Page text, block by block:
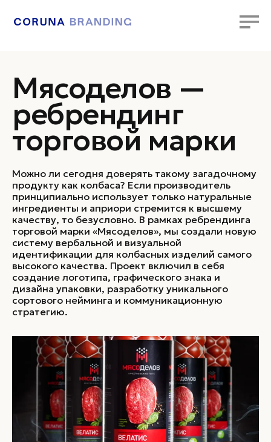
Мясоделов —
ребрендинг
торговой марки
Можно ли сегодня доверять такому загадочному
продукту как колбаса? Если производитель
принципиально использует только натуральные
ингредиенты и априори стремится к высшему
качеству, то безусловно. В рамках ребрендинга
торговой марки «Мясоделов», мы создали новую
систему вербальной и визуальной
идентификации для колбасных изделий самого
высокого качества. Проект включил в себя
создание логотипа, графического знака и
дизайна упаковки, разработку уникального
сортового нейминга и коммуникационную
стратегию.